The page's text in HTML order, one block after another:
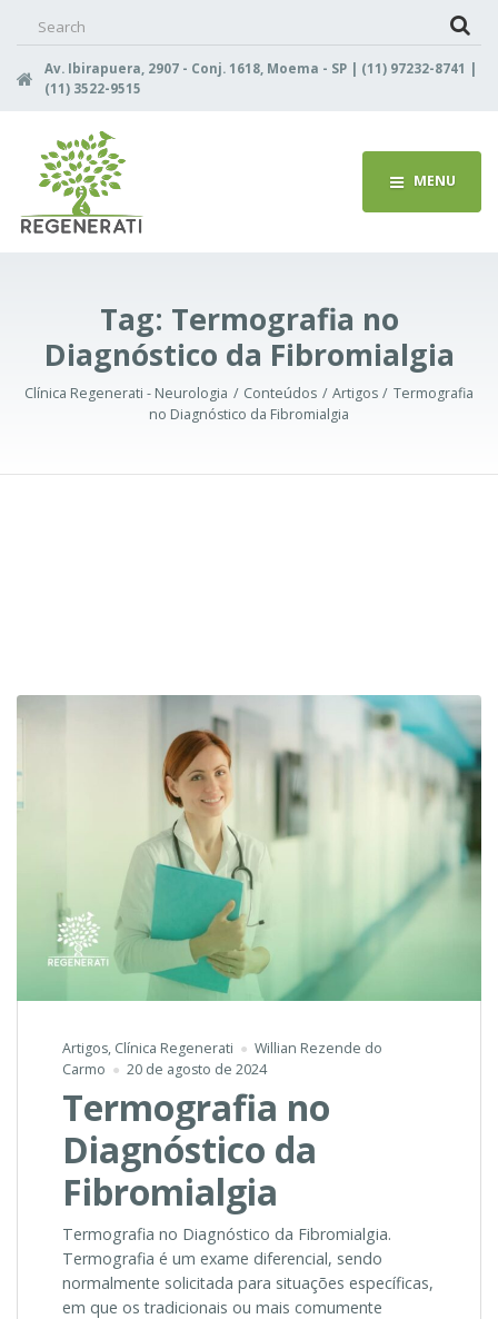
Av. Ibirapuera, 2907 - Conj. 1618, Moema - SP | (11) 97232-8741 |
(11) 3522-9515
MENU
Tag: Termografia no
Diagnóstico da Fibromialgia
Clínica Regenerati - Neurologia Conteúdos Artigos
Termografia
no Diagnóstico da Fibromialgia
Artigos, Clínica Regenerati
Willian Rezende do
Carmo
20 de agosto de 2024
Termografia no
Diagnóstico da
Fibromialgia
Termografia no Diagnóstico da Fibromialgia.
Termografia é um exame diferencial, sendo
normalmente solicitada para situações específicas,
em que os tradicionais ou mais comumente